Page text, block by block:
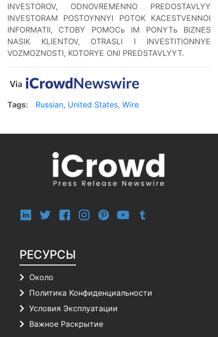
INVESTOROV, ODNOVREMENNO PREDOSTAVLYY
INVESTORAM POSTOYNNYI POTOK KACESTVENNOI
INFORMATII, CTOBY POMOCь IM PONYTь BIZNES
NASIK KLIENTOV, OTRASLI I INVESTITIONNYE
VOZMOZNOSTI, KOTORYE ONI PREDSTAVLYYT.
Tags: Russian, United States, Wire
РЕСУРСЫ
Около
Политика Конфиденциальности
Условия Эксплуатации
Важное Раскрытие